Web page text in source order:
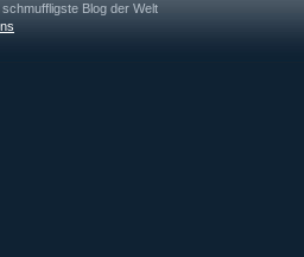
Blog der Welt